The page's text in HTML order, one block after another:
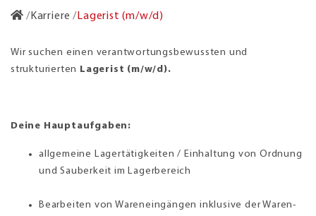
Karriere Lagerist (m/w/d)
Wir suchen einen verantwortungsbewussten und
strukturierten Lagerist (m/w/d).
Deine Hauptaufgaben:
allgemeine Lagertätigkeiten / Einhaltung von Ord­nung
und Sauber­keit im Lager­bereich
Bearbeiten von Wareneingängen inklusive der Waren­